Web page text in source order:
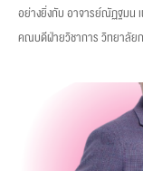
อย่างยิ่งกับ อาจารย์ณัฏฐมน เ
คณบดีฝ่ายวิชาการ วิทยาลัย